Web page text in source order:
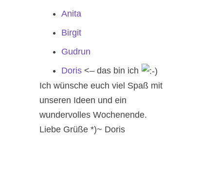
Anita
Birgit
Gudrun
Doris <– das bin ich
Ich wünsche euch viel Spaß mit
unseren Ideen und ein
wundervolles Wochenende.
Liebe Grüße *)~ Doris